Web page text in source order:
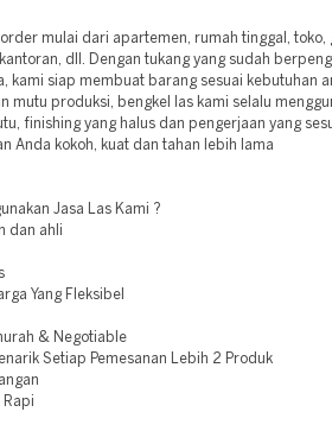
mulai dari apartemen, rumah tinggal, toko,
dll. Dengan tukang yang sudah
kami siap membuat barang sesuai kebutuhan
mutu produksi, bengkel las kami selalu
finishing yang halus dan pengerjaan yang
Anda kokoh, kuat dan tahan lebih lama
Jasa Las Kami ?
dan ahli
Yang Fleksibel
& Negotiable
Setiap Pemesanan Lebih 2 Produk
Rapi